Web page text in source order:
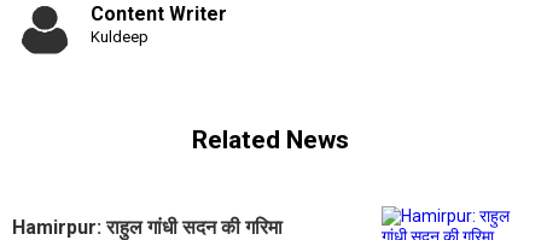
Content Writer
Kuldeep
Related News
Hamirpur: राहुल गांधी सदन की गरिमा